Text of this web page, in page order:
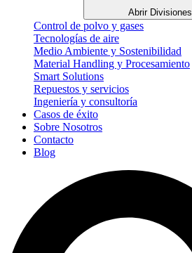
Abrir Divisiones
Control de polvo y gases
Tecnologías de aire
Medio Ambiente y Sostenibilidad
Material Handling y Procesamiento
Smart Solutions
Repuestos y servicios
Ingeniería y consultoría
Casos de éxito
Sobre Nosotros
Contacto
Blog